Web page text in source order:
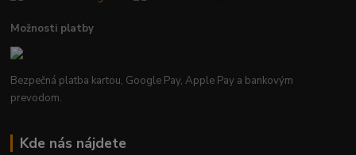
Možnosti platby
Bezpečná platba kartou, Google Pay, Apple Pay a bankovým
prevodom.
Kde nás nájdete